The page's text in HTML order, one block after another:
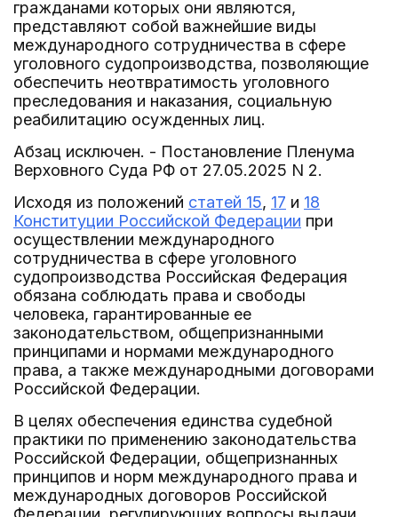
гражданами которых они являются,
представляют собой важнейшие виды
международного сотрудничества в сфере
уголовного судопроизводства, позволяющие
обеспечить неотвратимость уголовного
преследования и наказания, социальную
реабилитацию осужденных лиц.
Абзац исключен. - Постановление Пленума
Верховного Суда РФ от 27.05.2025 N 2.
Исходя из положений статей 15, 17 и 18
Конституции Российской Федерации при
осуществлении международного
сотрудничества в сфере уголовного
судопроизводства Российская Федерация
обязана соблюдать права и свободы
человека, гарантированные ее
законодательством, общепризнанными
принципами и нормами международного
права, а также международными договорами
Российской Федерации.
В целях обеспечения единства судебной
практики по применению законодательства
Российской Федерации, общепризнанных
принципов и норм международного права и
международных договоров Российской